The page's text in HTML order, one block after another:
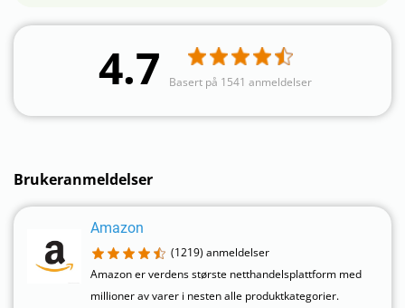
4.7 Basert på 1541 anmeldelser
Brukeranmeldelser
Amazon
(1219) anmeldelser
Amazon er verdens største netthandelsplattform med
millioner av varer i nesten alle produktkategorier.